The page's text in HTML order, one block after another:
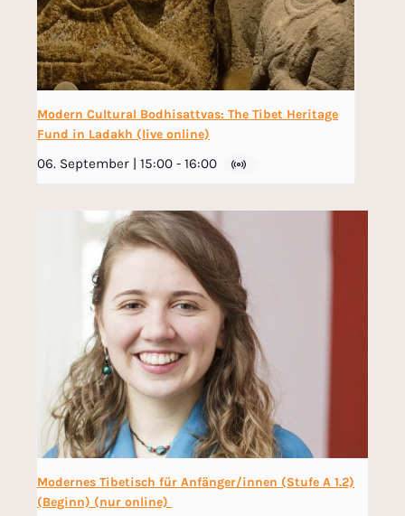
Modern Cultural Bodhisattvas: The Tibet Heritage
Fund in Ladakh (live online)
06. September | 15:00 - 16:00
Modernes Tibetisch für Anfänger/innen (Stufe A 1.2)
(Beginn) (nur online)